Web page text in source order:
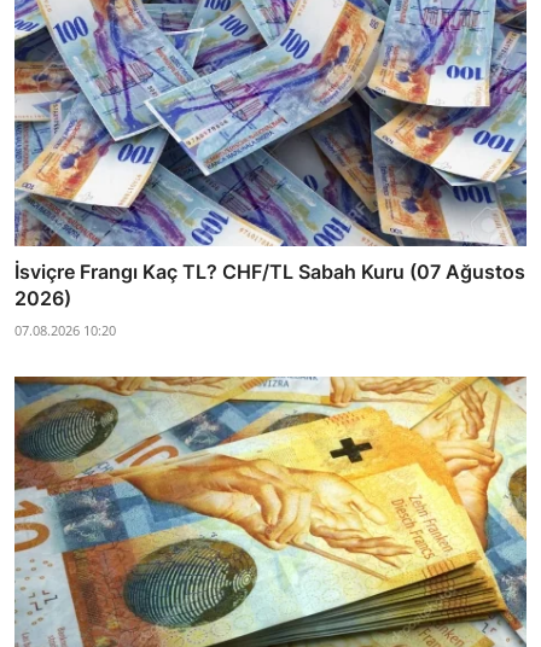
İsviçre Frangı Kaç TL? CHF/TL Sabah Kuru (07 Ağustos
2026)
07.08.2026 10:20